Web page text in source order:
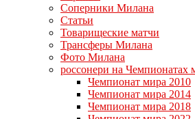
Соперники Милана
Статьи
Товарищеские матчи
Трансферы Милана
Фото Милана
россонери на Чемпионатах
Чемпионат мира 2010
Чемпионат мира 2014
Чемпионат мира 2018